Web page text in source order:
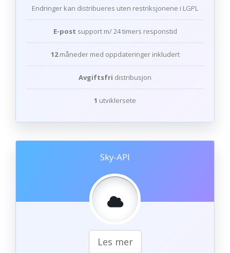
Endringer kan distribueres uten restriksjonene i LGPL
E-post support m/ 24 timers responstid
12måneder med oppdateringer inkludert
Avgiftsfri distribusjon
1 utviklersete
Sky-API
Les mer